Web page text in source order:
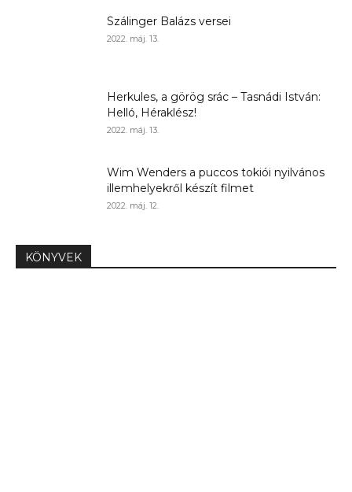
Szálinger Balázs versei
2022. máj. 13.
Herkules, a görög srác – Tasnádi István:
Helló, Héraklész!
2022. máj. 13.
Wim Wenders a puccos tokiói nyilvános
illemhelyekről készít filmet
2022. máj. 12.
KÖNYVEK